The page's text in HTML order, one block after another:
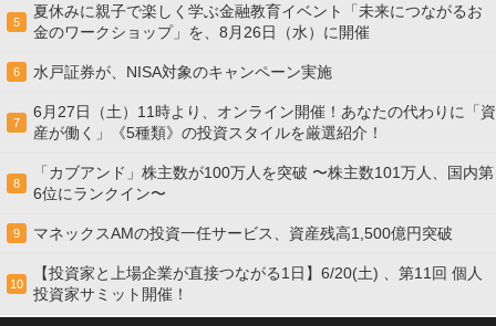
5
夏休みに親子で楽しく学ぶ金融教育イベント「未来につながるお
金のワークショップ」を、8月26日（水）に開催
6 水戸証券が、NISA対象のキャンペーン実施
7
6月27日（土）11時より、オンライン開催！あなたの代わりに「資
産が働く」《5種類》の投資スタイルを厳選紹介！
8
「カブアンド」株主数が100万人を突破 〜株主数101万人、国内第
6位にランクイン〜
9 マネックスAMの投資一任サービス、資産残高1,500億円突破
10
【投資家と上場企業が直接つながる1日】6/20(土) 、第11回 個人
投資家サミット開催！